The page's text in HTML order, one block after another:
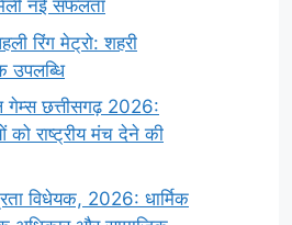
नई सफलता
रिंग मेट्रो: शहरी
उपलब्धि
गेम्स छत्तीसगढ़ 2026:
को राष्ट्रीय मंच देने की
विधेयक, 2026: धार्मिक